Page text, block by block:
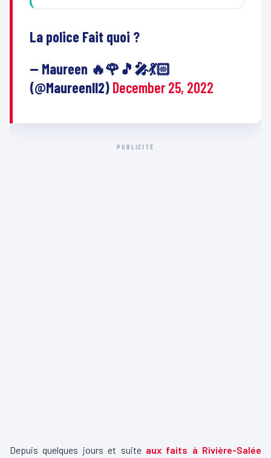
La police Fait quoi ?
— Maureen 🔥🌹🎵🎤💃🏻
(@Maureenll2) December 25, 2022
PUBLICITÉ
Depuis quelques jours et suite aux faits à Rivière-Salée